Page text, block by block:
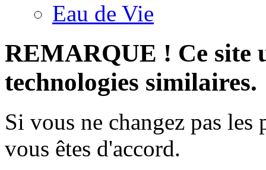
Eau de Vie
REMARQUE ! Ce site
technologies similaires.
Si vous ne changez pas les
vous êtes d'accord.